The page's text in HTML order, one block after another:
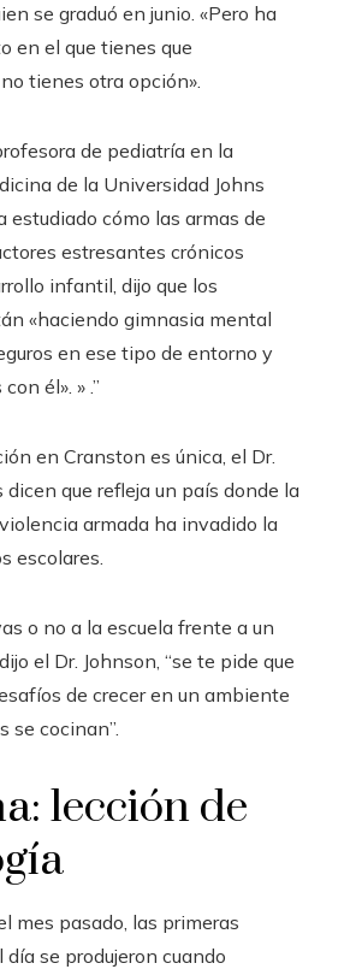
se graduó en junio. «Pero ha
en el que tienes que
tienes otra opción».
de pediatría en la
de la Universidad Johns
estudiado cómo las armas de
estresantes crónicos
infantil, dijo que los
«haciendo gimnasia mental
en ese tipo de entorno y
él». » .”
en Cranston es única, el Dr.
dicen que refleja un país donde la
armada ha invadido la
escolares.
o no a la escuela frente a un
el Dr. Johnson, “se te pide que
de crecer en un ambiente
se cocinan”.
lección de
mes pasado, las primeras
se produjeron cuando